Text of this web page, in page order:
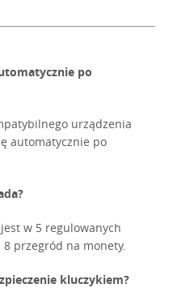
po
urządzenia
automatycznie po
w 5 regulowanych
przegród na monety.
kluczykiem?